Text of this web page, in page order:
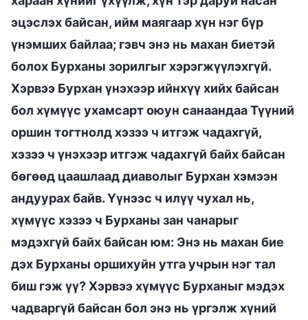
эцэслэх байсан, ийм маягаар хүн нэг бүр
үнэмших байлаа; гэвч энэ нь махан биетэй
болох Бурханы зорилгыг хэрэгжүүлэхгүй.
Хэрвээ Бурхан үнэхээр ийнхүү хийх байсан
бол хүмүүс ухамсарт оюун санаандаа Түүний
оршин тогтнолд хэзээ ч итгэж чадахгүй,
хэзээ ч үнэхээр итгэж чадахгүй байх байсан
бөгөөд цаашлаад диаволыг Бурхан хэмээн
андуурах байв. Үүнээс ч илүү чухал нь,
хүмүүс хэзээ ч Бурханы зан чанарыг
мэдэхгүй байх байсан юм: Энэ нь махан бие
дэх Бурханы оршихуйн утга учрын нэг тал
биш гэж үү? Хэрвээ хүмүүс Бурханыг мэдэх
чадваргүй байсан бол энэ нь үргэлж хүний